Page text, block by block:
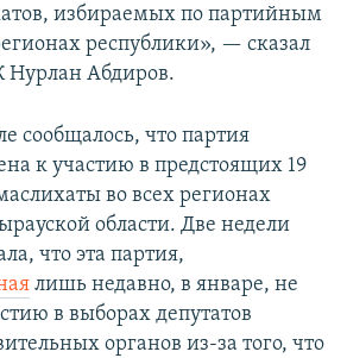
избираемых по партийным
республики», — сказал
Нурлан Абдиров.
сообщалось, что партия
к участию в предстоящих 19
во всех регионах
области. Две недели
что эта партия,
лишь недавно, в январе, не
в выборах депутатов
органов из-за того, что